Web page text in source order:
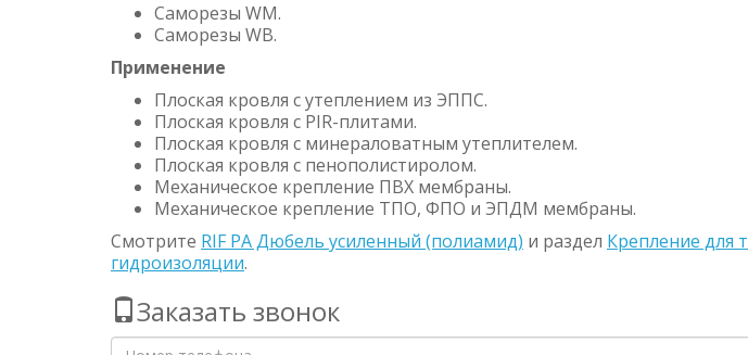
Саморезы WM.
Саморезы WB.
Применение
Плоская кровля с утеплением из ЭППС.
Плоская кровля с PIR-плитами.
Плоская кровля с минераловатным утеплителем.
Плоская кровля с пенополистиролом.
Механическое крепление ПВХ мембраны.
Механическое крепление ТПО, ФПО и ЭПДМ мембраны.
Смотрите RIF PA Дюбель усиленный (полиамид) и раздел Крепление для
гидроизоляции.
Заказать звонок